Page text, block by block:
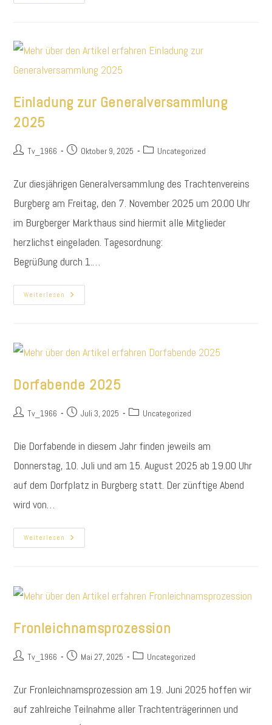
Einladung zur Generalversammlung
2025
Beitrags-Tv_1966
BeitragOktober 9, 2025
Beitrags-Uncategorized
Zur diesjährigen Generalversammlung des Trachtenvereins
Burgberg am Freitag, den 7. November 2025 um 20.00 Uhr
im Burgberger Markthaus sind hiermit alle Mitglieder
herzlichst eingeladen. Tagesordnung:
Begrüßung durch 1.…
Weiterlesen Einladung
Zur
Dorfabende 2025
Beitrags-Tv_1966
BeitragJuli 3, 2025
Beitrags-Uncategorized
Die Dorfabende in diesem Jahr finden jeweils am
Donnerstag, 10. Juli und am 15. August 2025 ab 19.00 Uhr
auf dem Dorfplatz in Burgberg statt. Der zünftige Abend
wird von…
Weiterlesen Dorfabende
2025
Fronleichnamsprozession
Beitrags-Tv_1966
BeitragMai 27, 2025
Beitrags-Uncategorized
Zur Fronleichnamsprozession am 19. Juni 2025 hoffen wir
auf zahlreiche Teilnahme aller Trachtenträgerinnen und